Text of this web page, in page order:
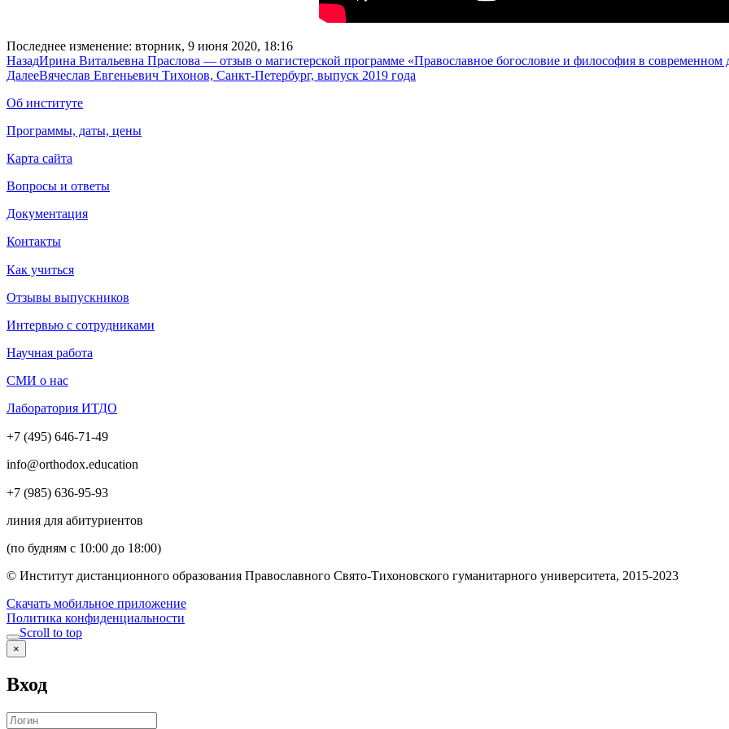
Последнее изменение: вторник, 9 июня 2020, 18:16
НазадИрина Витальевна Праслова — отзыв о магистерской программе «Православное богословие и философия в современном
ДалееВячеслав Евгеньевич Тихонов, Санкт-Петербург, выпуск 2019 года
Об институте
Программы, даты, цены
Карта сайта
Вопросы и ответы
Документация
Контакты
Как учиться
Отзывы выпускников
Интервью с сотрудниками
Научная работа
СМИ о нас
Лаборатория ИТДО
+7 (495) 646-71-49
info@orthodox.education
+7 (985) 636-95-93
линия для абитуриентов
(по будням с 10:00 до 18:00)
© Институт дистанционного образования Православного Свято-Тихоновского гуманитарного университета, 2015-2023
Скачать мобильное приложение
Политика конфиденциальности
Scroll to top
×
Вход